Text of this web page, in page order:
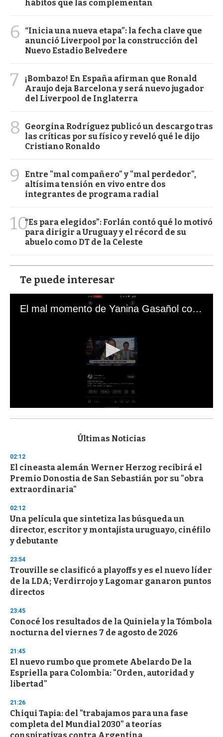
hábitos que las complementan
6
“Inicia una nueva etapa”: la fecha clave que
anunció Liverpool por la construcción del
Nuevo Estadio Belvedere
7
¡Bombazo! En España afirman que Ronald
Araujo deja Barcelona y será nuevo jugador
del Liverpool de Inglaterra
8
Georgina Rodríguez publicó un descargo tras
las críticas por su físico y reveló qué le dijo
Cristiano Ronaldo
9
Entre "mal compañero" y "mal perdedor",
altísima tensión en vivo entre dos
integrantes de programa radial
10“Es para elegidos”: Forlán contó qué lo motivó
para dirigir a Uruguay y el récord de su
abuelo como DT de la Celeste
Te puede interesar
El mal momento de Yanina Gasañol con un hincha argentino en "Subrayado"
s
d
s
o
f
3
s
e
c
o
n
d
Últimas Noticias
02:12
El cineasta alemán Werner Herzog recibirá el
Premio Donostia de San Sebastián por su "obra
extraordinaria"
02:12
Una película que sintetiza las búsqueda un
director, escritor y montajista uruguayo, cinéfilo
y debutante
23:54
Trouville se clasificó a playoffs y es el nuevo líder
de la LDA; Verdirrojo y Lagomar ganaron puntos
directos
23:45
Conocé los resultados de la Quiniela y la Tómbola
nocturna del viernes 7 de agosto de 2026
21:45
El nuevo rumbo que promete Abelardo De la
Espriella para Colombia: "Orden, autoridad y
libertad"
21:26
Chiqui Tapia: del "trabajamos para una fase
completa del Mundial 2030" a teorías